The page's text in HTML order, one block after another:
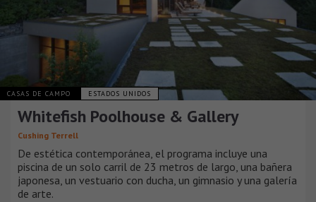
CASAS DE CAMPO ESTADOS UNIDOS
Whitefish Poolhouse & Gallery
Cushing Terrell
De estética contemporánea, el programa incluye una
piscina de un solo carril de 23 metros de largo, una bañera
japonesa, un vestuario con ducha, un gimnasio y una galería
de arte.